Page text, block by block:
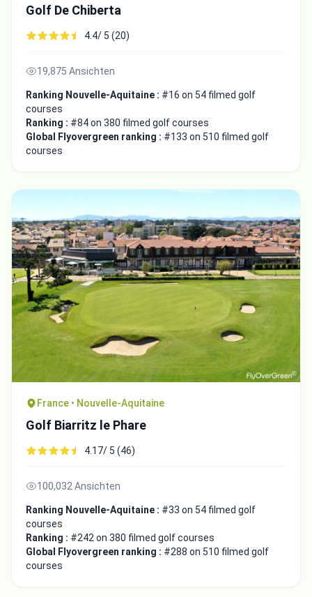
Golf De Chiberta
4.4/ 5 (20)
19,875 Ansichten
Ranking Nouvelle-Aquitaine : #16 on 54 filmed golf
courses
Ranking : #84 on 380 filmed golf courses
Global Flyovergreen ranking : #133 on 510 filmed golf
courses
France • Nouvelle-Aquitaine
Golf Biarritz le Phare
4.17/ 5 (46)
100,032 Ansichten
Ranking Nouvelle-Aquitaine : #33 on 54 filmed golf
courses
Ranking : #242 on 380 filmed golf courses
Global Flyovergreen ranking : #288 on 510 filmed golf
courses
Integrate video
Video choice: